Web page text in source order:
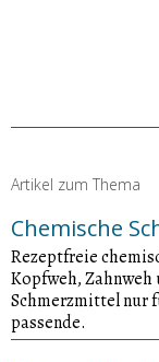
Artikel zum Thema
Chemische
Rezeptfreie
Kopfweh, Zahnweh
Schmerzmittel nur
passende.